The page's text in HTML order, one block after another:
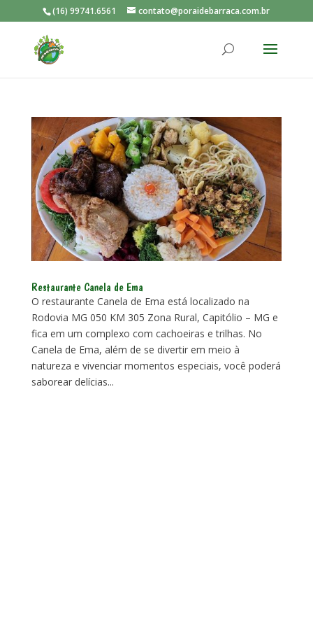
(16) 99741.6561 contato@poraidebarraca.com.br
Restaurante Canela de Ema
O restaurante Canela de Ema está localizado na
Rodovia MG 050 KM 305 Zona Rural, Capitólio – MG e
fica em um complexo com cachoeiras e trilhas. No
Canela de Ema, além de se divertir em meio à
natureza e vivenciar momentos especiais, você poderá
saborear delícias...